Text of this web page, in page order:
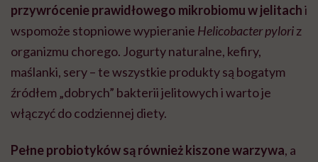
przywrócenie prawidłowego mikrobiomu w jelitachi
wspomoże stopniowe wypieranie Helicobacter pyloriz
organizmu chorego. Jogurty naturalne, kefiry,
maślanki, sery – te wszystkie produkty są bogatym
źródłem „dobrych” bakterii jelitowych i warto je
włączyć do codziennej diety.
Pełne probiotyków są również kiszone warzywa, a